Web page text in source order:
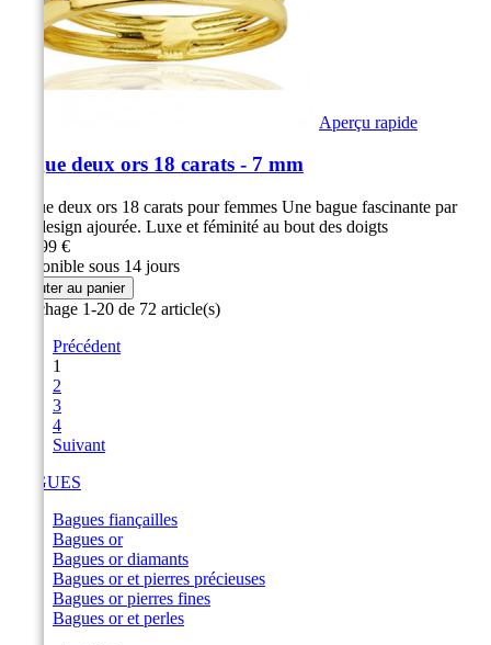
Aperçu rapide
Bague deux ors 18 carats - 7 mm
Bague deux ors 18 carats pour femmes Une bague fascinante par
son design ajourée. Luxe et féminité au bout des doigts
379,99 €
Disponible sous 14 jours
Ajouter au panier
Affichage 1-20 de 72 article(s)
Précédent
1
2
3
4
Suivant
BAGUES
Bagues fiançailles
Bagues or
Bagues or diamants
Bagues or et pierres précieuses
Bagues or pierres fines
Bagues or et perles